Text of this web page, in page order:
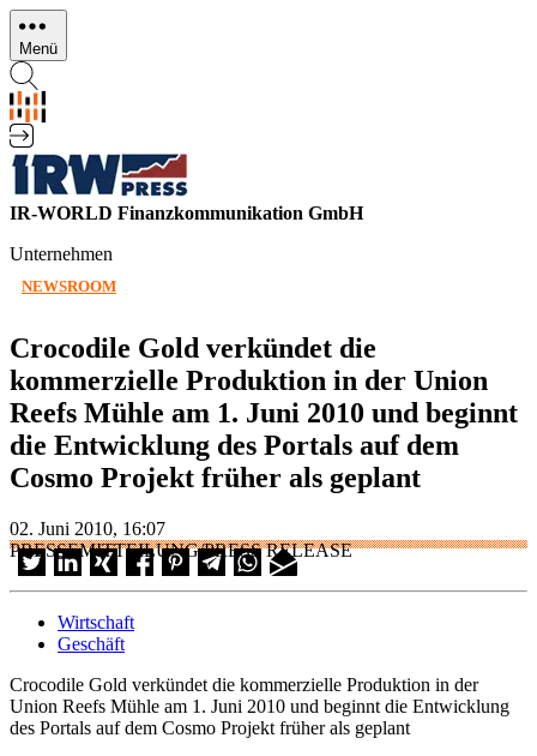
Direkt
zum
Inhalt
Menü
IR-WORLD Finanzkommunikation GmbH
Unternehmen
NEWSROOM
Crocodile Gold verkündet die
kommerzielle Produktion in der Union
Reefs Mühle am 1. Juni 2010 und beginnt
die Entwicklung des Portals auf dem
Cosmo Projekt früher als geplant
02. Juni 2010, 16:07
PRESSEMITTEILUNG/PRESS RELEASE
Wirtschaft
Geschäft
Crocodile Gold verkündet die kommerzielle Produktion in der
Union Reefs Mühle am 1. Juni 2010 und beginnt die Entwicklung
des Portals auf dem Cosmo Projekt früher als geplant